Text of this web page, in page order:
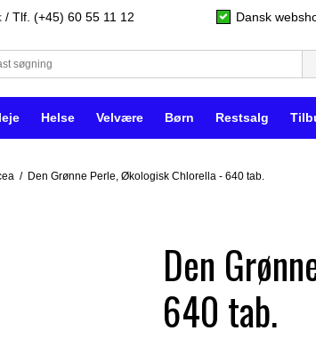
/ Tlf. (+45) 60 55 11 12 Dansk
Helse Velvære Børn Restsalg
/ Den Grønne Perle, Økologisk Chlorella - 640 tab.
Den
640 tab.